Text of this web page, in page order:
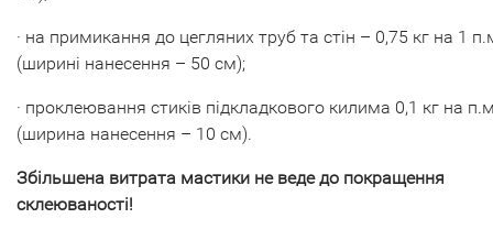
· на примикання до цегляних труб та стін – 0,75 кг на 1
(ширині нанесення – 50 см);
· проклеювання стиків підкладкового килима 0,1 кг на
(ширина нанесення – 10 см).
Збільшена витрата мастики не веде до покращення
склеюваності!